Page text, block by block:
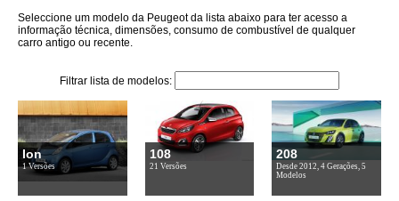
Seleccione um modelo da Peugeot da lista abaixo para ter acesso a
informação técnica, dimensões, consumo de combustível de qualquer
carro antigo ou recente.
Filtrar lista de modelos:
Ion
1 Versões
108
21 Versões
208
Desde 2012, 4 Gerações, 5
Modelos